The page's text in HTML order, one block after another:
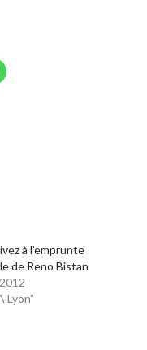
à l’emprunte
de Reno Bistan
Lyon"